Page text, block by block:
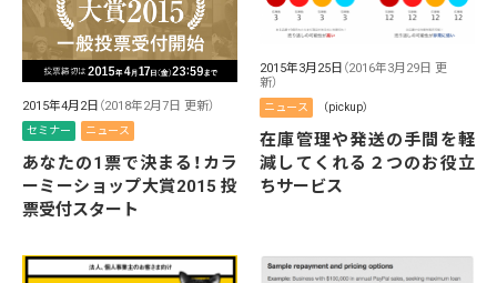
2015年4月2日 （2018年2月7日 更新）
セミナー ニュース
あなたの1票で決まる！カラ
ーミーショップ大賞2015 投
票受付スタート
2015年3月25日 （2016年3月29日 更
新）
ニュース （pickup）
在庫管理や発送の手間を軽
減してくれる２つのお役立
ちサービス